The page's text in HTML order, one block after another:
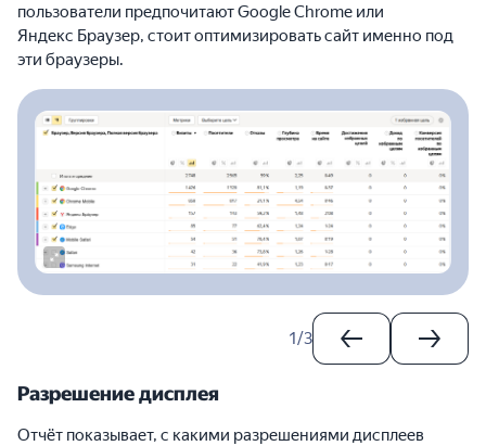
пользователи предпочитают Google Chrome или
Яндекс Браузер, стоит оптимизировать сайт именно под
эти браузеры.
1/3
Разрешение дисплея
Отчёт показывает, с какими разрешениями дисплеев